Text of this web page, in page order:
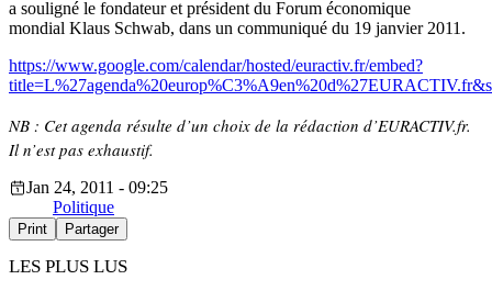
a souligné le fondateur et président du Forum économique
mondial Klaus Schwab, dans un communiqué du 19 janvier 2011.
https://www.google.com/calendar/hosted/euractiv.fr/embed?
NB : Cet agenda résulte d’un choix de la rédaction d’EURACTIV.fr.
Il n’est pas exhaustif.
Jan 24, 2011 - 09:25
Politique
Print Partager
LES PLUS LUS